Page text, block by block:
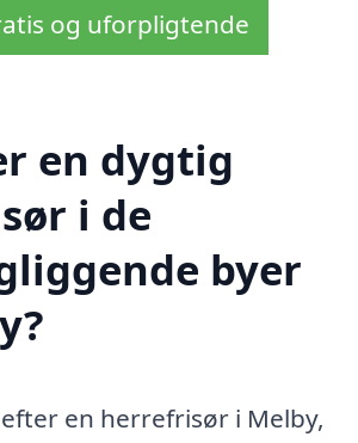
og uforpligtende
en dygtig
i de
byer
en herrefrisør i Melby,